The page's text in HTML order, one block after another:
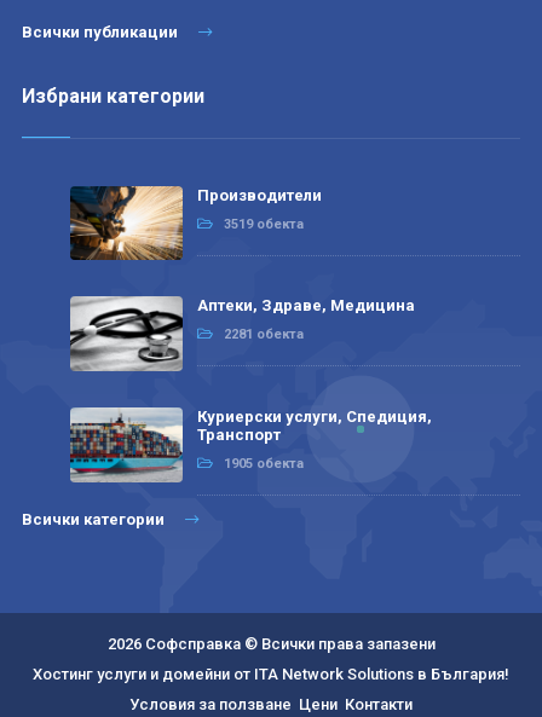
Всички публикации
Избрани категории
Производители
3519 обекта
Аптеки, Здраве, Медицина
2281 обекта
Куриерски услуги, Спедиция,
Транспорт
1905 обекта
Всички категории
2026 Софсправка © Всички права запазени
Хостинг услуги и домейни от ITA Network Solutions в България!
Условия за ползване Цени Контакти